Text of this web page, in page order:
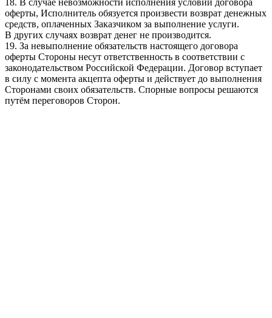
18. В случае невозможности исполнения условий договора
оферты, Исполнитель обязуется произвести возврат денежных
средств, оплаченных Заказчиком за выполнение услуги.
В других случаях возврат денег не производится.
19. За невыполнение обязательств настоящего договора
оферты Стороны несут ответственность в соответствии с
законодательством Российской Федерации. Договор вступает
в силу с момента акцепта оферты и действует до выполнения
Сторонами своих обязательств. Спорные вопросы решаются
путём переговоров Сторон.